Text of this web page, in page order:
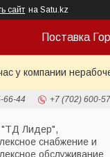
сайт на Satu.kz
Поставка
у компании
66-44 +7 (702) 600-
Лидер",
снабжение и
обслуживание